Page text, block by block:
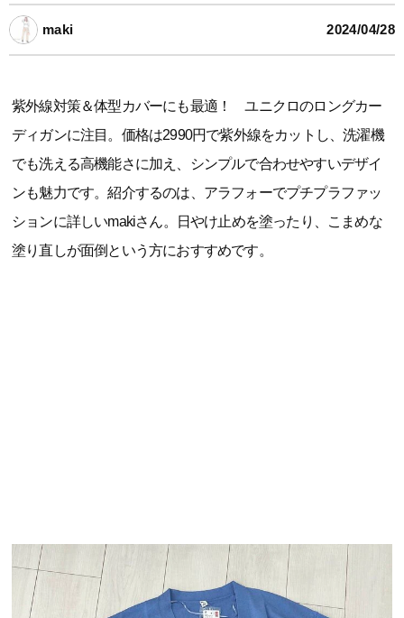
maki 2024/04/28
紫外線対策＆体型カバーにも最適！ ユニクロのロングカー
ディガンに注目。価格は2990円で紫外線をカットし、洗濯機
でも洗える高機能さに加え、シンプルで合わせやすいデザイ
ンも魅力です。紹介するのは、アラフォーでプチプラファッ
ションに詳しいmakiさん。日やけ止めを塗ったり、こまめな
塗り直しが面倒という方におすすめです。